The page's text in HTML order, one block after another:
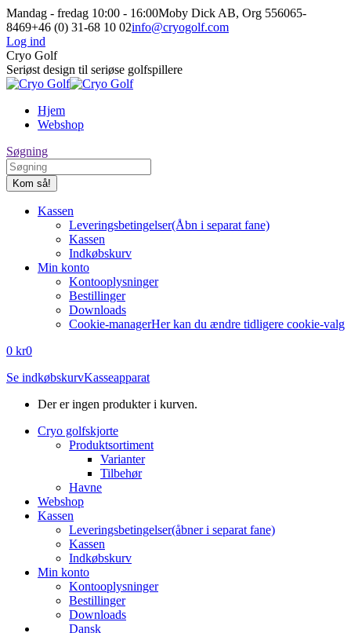
Spring
til
indhold
Mandag - fredag 10:00 - 16:00Moby Dick AB, Org 556065-
8469+46 (0) 31-68 10 02info@cryogolf.com
Log ind
Facebook-
side
åbner
vindue
Instagram-
side
åbner
vindue
Cryo Golf
Seriøst design til seriøse golfspillere
Hjem
Webshop
Søg:
Søgning
Kassen
Leveringsbetingelser(Åbn i separat fane)
Kassen
Indkøbskurv
Min konto
Kontooplysninger
Bestillinger
Downloads
Cookie-managerHer kan du ændre tidligere cookie-valg
0 kr0
Se indkøbskurvKasseapparat
Der er ingen produkter i kurven.
Cryo golfskjorte
Produktsortiment
Varianter
Tilbehør
Havne
Webshop
Kassen
Leveringsbetingelser(åbner i separat fane)
Kassen
Indkøbskurv
Min konto
Kontooplysninger
Bestillinger
Downloads
Dansk